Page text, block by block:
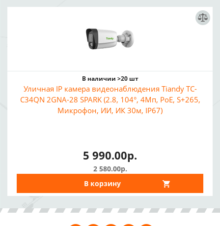
В наличии >20 шт
Уличная IP камера видеонаблюдения Tiandy TC-
C34QN 2GNA-28 SPARK (2.8, 104°, 4Мп, PoE, S+265,
Микрофон, ИИ, ИК 30м, IP67)
5 990.00р.
2 580.00р.
В корзину